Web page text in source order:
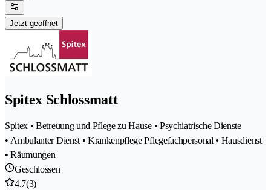
Jetzt geöffnet
Spitex Schlossmatt
Spitex • Betreuung und Pflege zu Hause • Psychiatrische Dienste
• Ambulanter Dienst • Krankenpflege Pflegefachpersonal • Hausdienst
• Räumungen
Geschlossen
4.7(3)